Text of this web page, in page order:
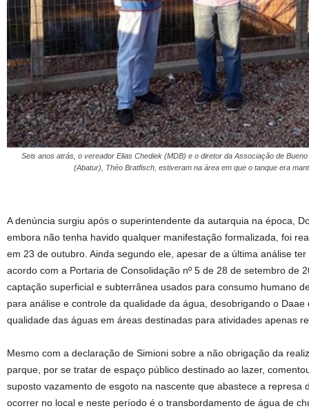
Seis anos atrás, o vereador Elias Chediek (MDB) e o diretor da Associação de
(Abatur), Théo Bratfisch, estiveram na área em que o tanque era
A denúncia surgiu após o superintendente da autarquia na época,
embora não tenha havido qualquer manifestação formalizada, foi
em 23 de outubro. Ainda segundo ele, apesar de a última análise
acordo com a Portaria de Consolidação nº 5 de 28 de setembro de
captação superficial e subterrânea usados para consumo humano
para análise e controle da qualidade da água, desobrigando o
qualidade das águas em áreas destinadas para atividades apenas
Mesmo com a declaração de Simioni sobre a não obrigação da
parque, por se tratar de espaço público destinado ao lazer,
suposto vazamento de esgoto na nascente que abastece a represa
ocorrer no local e neste período é o transbordamento de água de